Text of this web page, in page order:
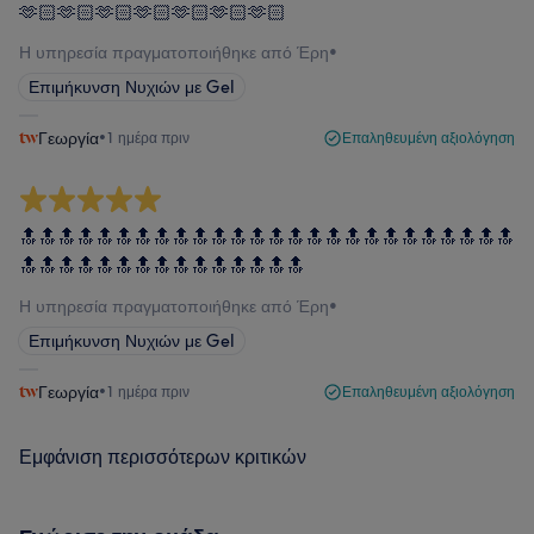
🫶🏻🫶🏻🫶🏻🫶🏻🫶🏻🫶🏻🫶🏻
Η υπηρεσία πραγματοποιήθηκε από Έρη•
Επιμήκυνση Νυχιών με Gel
Γεωργία•1 ημέρα πριν Επαληθευμένη αξιολόγηση
🔝🔝🔝🔝🔝🔝🔝🔝🔝🔝🔝🔝🔝🔝🔝🔝🔝🔝🔝🔝🔝🔝🔝🔝🔝🔝
🔝🔝🔝🔝🔝🔝🔝🔝🔝🔝🔝🔝🔝🔝🔝
Η υπηρεσία πραγματοποιήθηκε από Έρη•
Επιμήκυνση Νυχιών με Gel
Γεωργία•1 ημέρα πριν Επαληθευμένη αξιολόγηση
Εμφάνιση περισσότερων κριτικών